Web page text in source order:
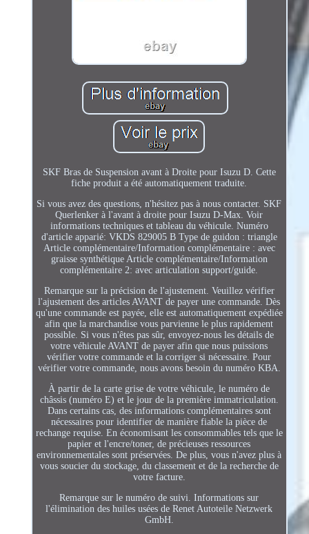
SKF Bras de Suspension avant à Droite pour Isuzu D. Cette
fiche produit a été automatiquement traduite.
Si vous avez des questions, n'hésitez pas à nous contacter. SKF
Querlenker à l'avant à droite pour Isuzu D-Max. Voir
informations techniques et tableau du véhicule. Numéro
d'article apparié: VKDS 829005 B Type de guidon : triangle
Article complémentaire/Information complémentaire : avec
graisse synthétique Article complémentaire/Information
complémentaire 2: avec articulation support/guide.
Remarque sur la précision de l'ajustement. Veuillez vérifier
l'ajustement des articles AVANT de payer une commande. Dès
qu'une commande est payée, elle est automatiquement expédiée
afin que la marchandise vous parvienne le plus rapidement
possible. Si vous n'êtes pas sûr, envoyez-nous les détails de
votre véhicule AVANT de payer afin que nous puissions
vérifier votre commande et la corriger si nécessaire. Pour
vérifier votre commande, nous avons besoin du numéro KBA.
À partir de la carte grise de votre véhicule, le numéro de
châssis (numéro E) et le jour de la première immatriculation.
Dans certains cas, des informations complémentaires sont
nécessaires pour identifier de manière fiable la pièce de
rechange requise. En économisant les consommables tels que le
papier et l'encre/toner, de précieuses ressources
environnementales sont préservées. De plus, vous n'avez plus à
vous soucier du stockage, du classement et de la recherche de
votre facture.
Remarque sur le numéro de suivi. Informations sur
l'élimination des huiles usées de Renet Autoteile Netzwerk
GmbH.